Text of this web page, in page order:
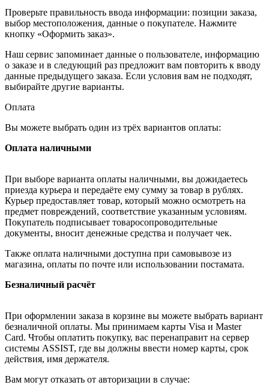
Проверьте правильность ввода информации: позиции заказа,
выбор местоположения, данные о покупателе. Нажмите
кнопку «Оформить заказ».
Наш сервис запоминает данные о пользователе, информацию
о заказе и в следующий раз предложит вам повторить к вводу
данные предыдущего заказа. Если условия вам не подходят,
выбирайте другие варианты.
Оплата
Вы можете выбрать один из трёх вариантов оплаты:
Оплата наличными
При выборе варианта оплаты наличными, вы дожидаетесь
приезда курьера и передаёте ему сумму за товар в рублях.
Курьер предоставляет товар, который можно осмотреть на
предмет повреждений, соответствие указанным условиям.
Покупатель подписывает товаросопроводительные
документы, вносит денежные средства и получает чек.
Также оплата наличными доступна при самовывозе из
магазина, оплаты по почте или использовании постамата.
Безналичный расчёт
При оформлении заказа в корзине вы можете выбрать вариант
безналичной оплаты. Мы принимаем карты Visa и Master
Card. Чтобы оплатить покупку, вас перенаправит на сервер
системы ASSIST, где вы должны ввести номер карты, срок
действия, имя держателя.
Вам могут отказать от авторизации в случае: